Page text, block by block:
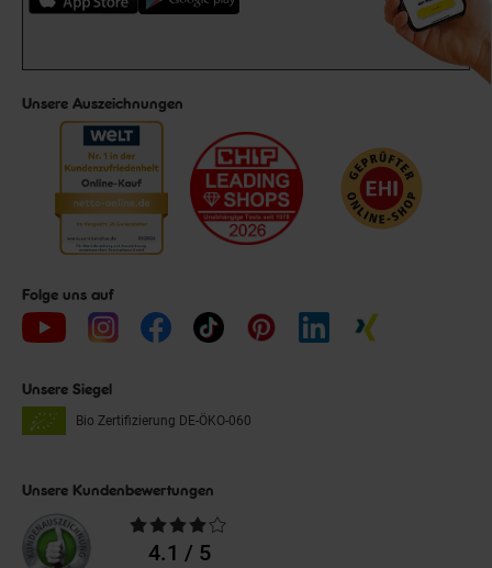
Unsere Auszeichnungen
Folge uns auf
Unsere Siegel
Bio Zertifizierung DE-ÖKO-060
Unsere Kundenbewertungen
Durchschnittliche
Bewertungen4.1 / 5